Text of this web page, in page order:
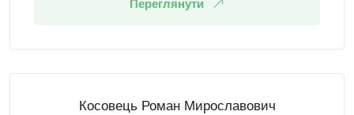
Переглянути
Косовець Роман Мирославович